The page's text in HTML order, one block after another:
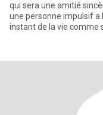
qui sera une amitié
une personne impulsif a
instant de la vie comme